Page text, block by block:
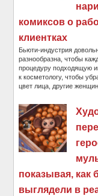
комиксов о
клиентках
Бьюти-индустрия
разнообразна, чтобы
процедуру подходящую
к косметологу, чтобы
цвет лица, другие
показывая, как
выглядели в